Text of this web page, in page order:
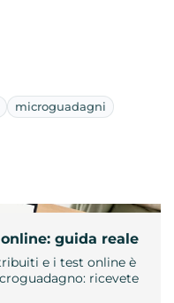
microguadagni
guida reale
e i test online è
ricevete